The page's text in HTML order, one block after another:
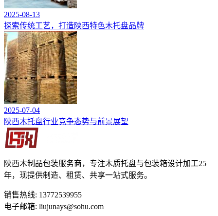
2025-08-13
探索传统工艺，打造陕西特色木托盘品牌
2025-07-04
陕西木托盘行业竞争态势与前景展望
陕西木制品包装服务商，专注木质托盘与包装箱设计加工25
年，现提供制造、租赁、共享一站式服务。
销售热线: 13772539955
电子邮箱: liujunays@sohu.com